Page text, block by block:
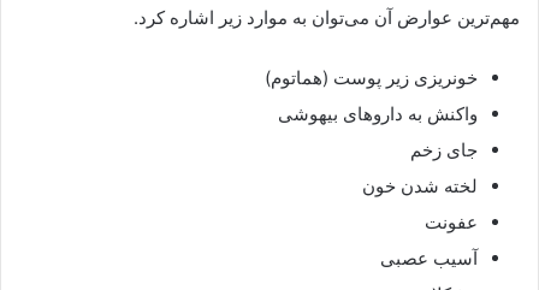
مهم‌ترین عوارض آن می‌توان به موارد زیر اشاره کرد.
خونریزی زیر پوست (هماتوم)
واکنش به داروهای بیهوشی
جای زخم
لخته شدن خون
عفونت
آسیب عصبی